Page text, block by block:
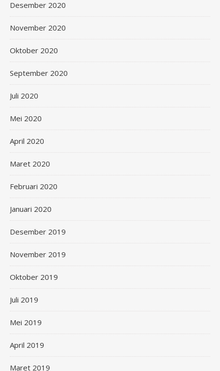
Desember 2020
November 2020
Oktober 2020
September 2020
Juli 2020
Mei 2020
April 2020
Maret 2020
Februari 2020
Januari 2020
Desember 2019
November 2019
Oktober 2019
Juli 2019
Mei 2019
April 2019
Maret 2019